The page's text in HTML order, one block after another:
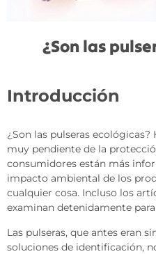
¿Son las
Introducción
¿Son las pulseras
muy pendiente de la
consumidores están más
impacto ambiental de los
cualquier cosa. Incluso los
examinan detenidamente
Las pulseras, que antes eran
soluciones de identificación,